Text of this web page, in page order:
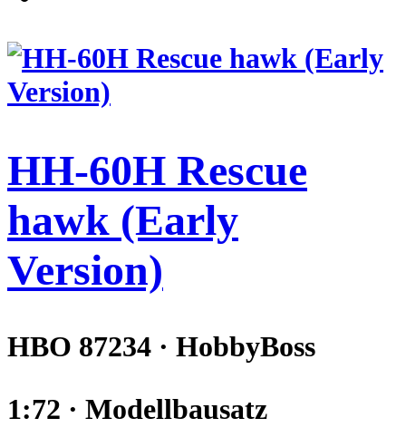
HH-60H Rescue
hawk (Early
Version)
HBO 87234 · HobbyBoss
1:72 · Modellbausatz